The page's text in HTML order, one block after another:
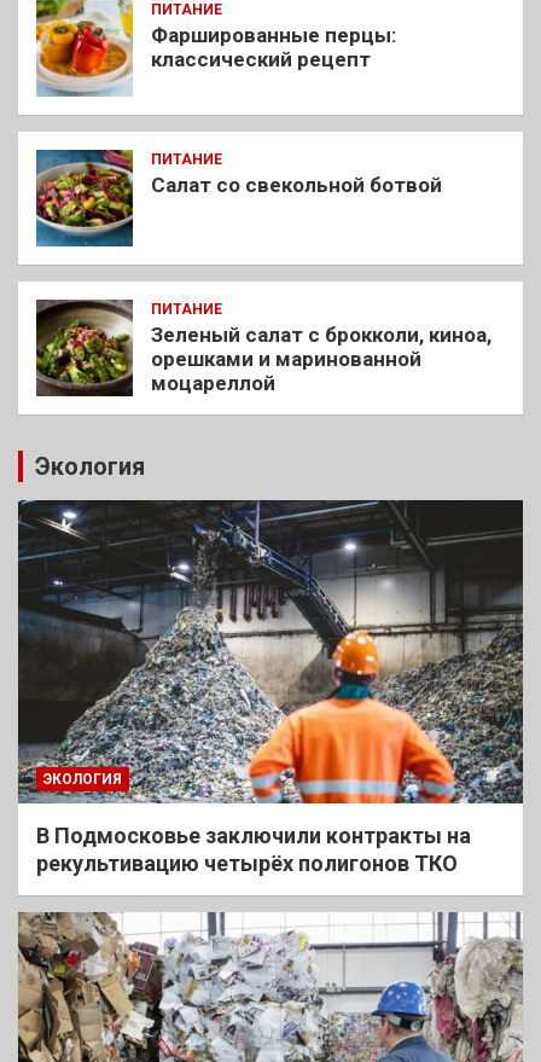
ПИТАНИЕ
Фаршированные перцы:
классический рецепт
ПИТАНИЕ
Салат со свекольной ботвой
ПИТАНИЕ
Зеленый салат с брокколи, киноа,
орешками и маринованной
моцареллой
Экология
ЭКОЛОГИЯ
В Подмосковье заключили контракты на
рекультивацию четырёх полигонов ТКО